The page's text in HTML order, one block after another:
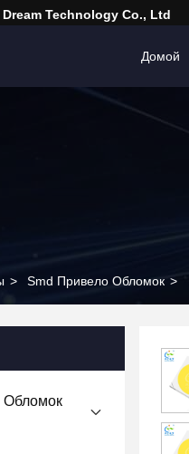
Technology Co., Ltd
Домой
> Smd Привело Обломок >
Обломок